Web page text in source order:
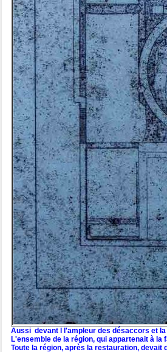
Aussi devant l l'ampleur des désaccors et
L'ensemble de la région, qui appartenait à
Toute la région, après la restauration, devait